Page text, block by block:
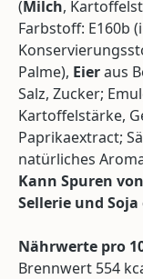
(Milch,
Farbstoff: E160b
Palme), Eieraus
Salz, Zucker;
Kartoffelstärke,
Paprikaextract;
natürliches
Kann Spuren
Sellerie und
Nährwerte pro
Brennwert 554